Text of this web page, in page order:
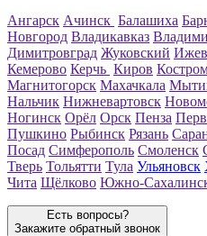
Ангарск Ачинск Балашиха
Новгород Владикавказ
Димитровград Жуковский
Кемерово Керчь Киров
Магнитогорск Махачкала
Нальчик Нижневартовск
Ногинск Орёл Орск Пенза
Пушкино Рыбинск Рязань
Посад Симферополь Смоленск
Тверь Тольятти Тула Ульяновск
Чита Щёлково Южно-
Есть вопросы?
Закажите обратный звонок